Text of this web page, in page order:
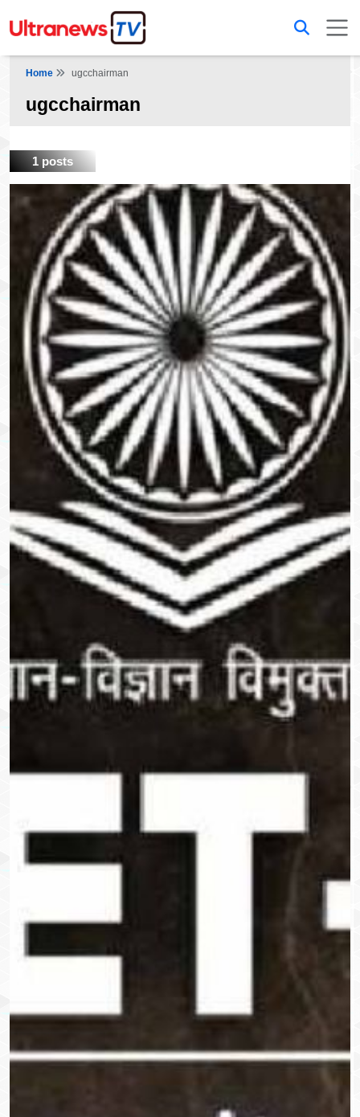
Home ugcchairman
ugcchairman
1 posts